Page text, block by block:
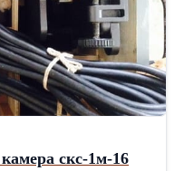
скс-1м-16